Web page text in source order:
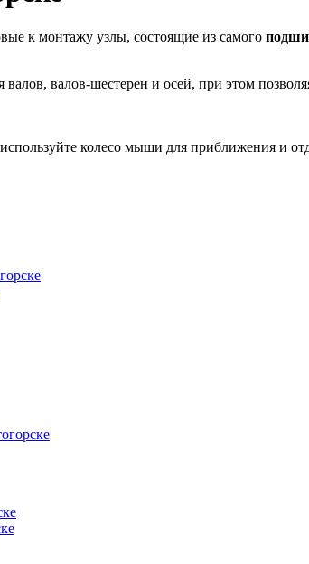
к монтажу узлы, состоящие из самого
валов-шестерен и осей, при этом
колесо мыши для приближения и